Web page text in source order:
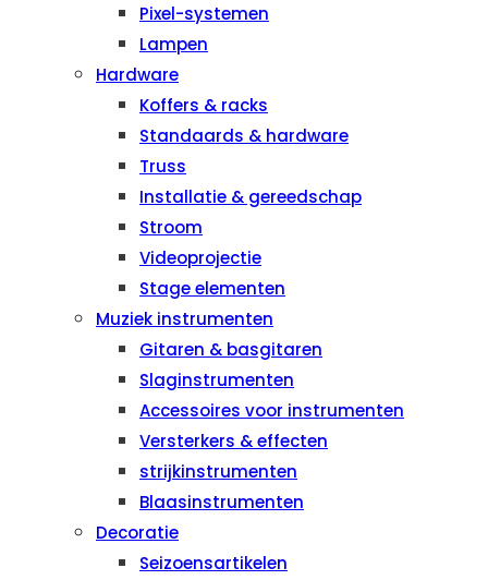
Pixel-systemen
Lampen
Hardware
Koffers & racks
Standaards & hardware
Truss
Installatie & gereedschap
Stroom
Videoprojectie
Stage elementen
Muziek instrumenten
Gitaren & basgitaren
Slaginstrumenten
Accessoires voor instrumenten
Versterkers & effecten
strijkinstrumenten
Blaasinstrumenten
Decoratie
Seizoensartikelen